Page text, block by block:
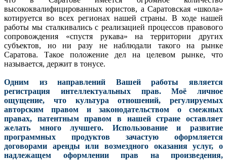
высококвалифицированных юристов, а Саратовская «школа»
котируется во всех регионах нашей страны. В ходе нашей
работы мы сталкивались с реализацией процессов правового
сопровождения «спустя рукава» на территории других
субъектов, но ни разу не наблюдали такого на рынке
Саратова. Такое положение дел на целевом рынке, что
называется, держит в тонусе.
Одним из направлений Вашей работы является
регистрация интеллектуальных прав. Моё личное
ощущение, что культура отношений, регулируемых
авторским правом и законодательством о смежных
правах, патентным правом в нашей стране оставляет
желать много лучшего. Использование и развитие
программных продуктов зачастую оформляется
договорами аренды или возмездного оказания услуг, о
надлежащем оформлении прав на произведения,